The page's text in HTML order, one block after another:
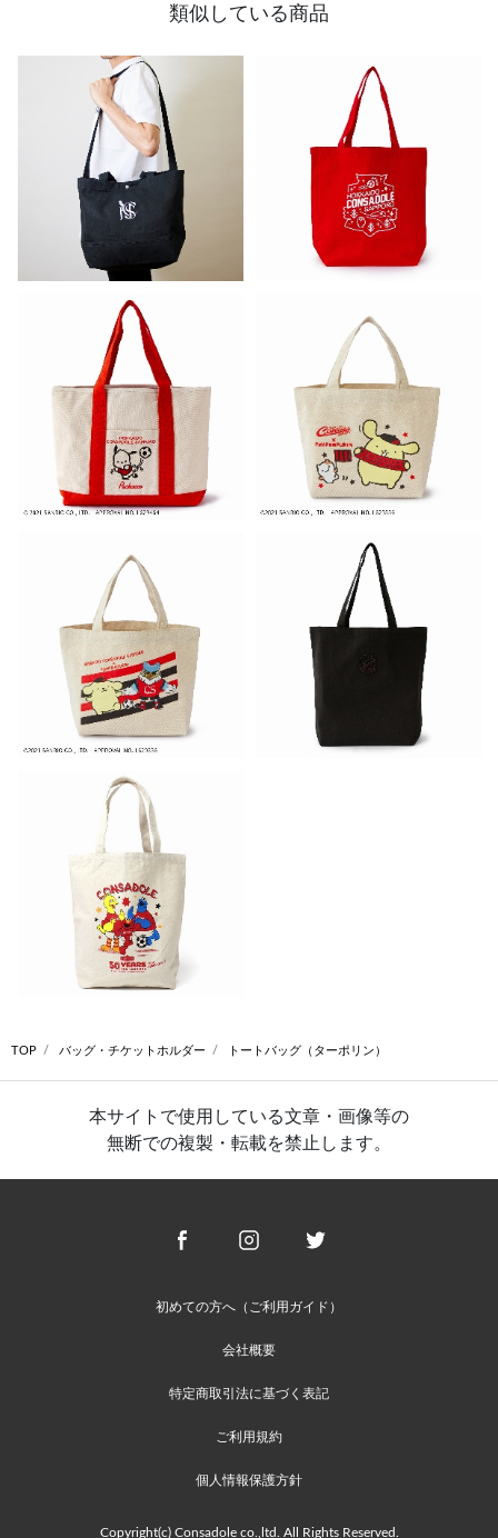
類似している商品
TOP バッグ・チケットホルダー トートバッグ（ターポリン）
本サイトで使用している文章・画像等の
無断での複製・転載を禁止します。
初めての方へ（ご利用ガイド）
会社概要
特定商取引法に基づく表記
ご利用規約
個人情報保護方針
Copyright(c) Consadole co.,ltd. All Rights Reserved.